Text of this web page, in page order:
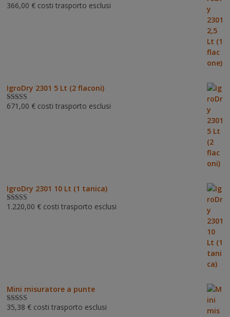
Valutato5.00
366,00 € costi trasporto esclusi
IgroDry 2301 5 Lt (2 flaconi)
Valutato5.00
671,00 € costi trasporto esclusi
IgroDry 2301 10 Lt (1 tanica)
Valutato5.00
1.220,00 € costi trasporto esclusi
Mini misuratore a punte
Valutat
35,38 € costi trasporto esclusi